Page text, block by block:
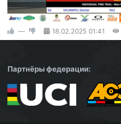
— 18.02.2025 01:41
Партнёры федерации: